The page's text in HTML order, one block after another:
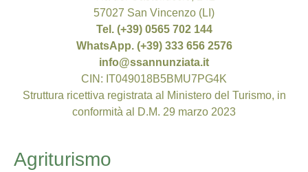
57027 San Vincenzo (LI)
Tel. (+39) 0565 702 144
WhatsApp. (+39) 333 656 2576
info@ssannunziata.it
CIN: IT049018B5BMU7PG4K
Struttura ricettiva registrata al Ministero del Turismo, in
conformità al D.M. 29 marzo 2023
Agriturismo